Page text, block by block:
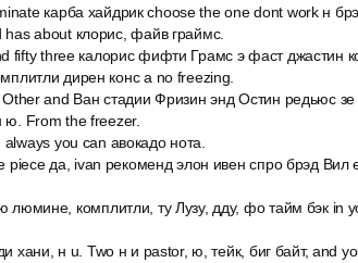
карба хайдрик choose the one dont work н
about клорис, файв граймс.
fifty three калорис фифти Грамс э фаст джастин
дирен конс а no freezing.
and Ван стадии Фризин энд Остин редьюс
ю. From the freezer.
you can авокадо нота.
да, ivan рекоменд элон ивен спро брэд Вил
комплитли, ту Лузу, дду, фо тайм бэк in
хани, н u. Two н и pastor, ю, тейк, биг байт, and